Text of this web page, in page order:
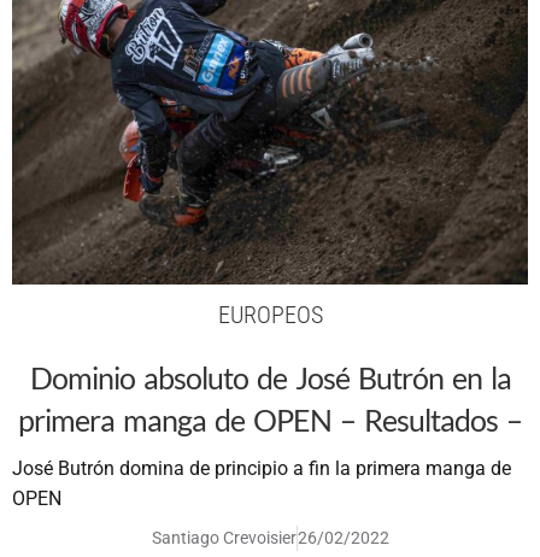
EUROPEOS
Dominio absoluto de José Butrón en la
primera manga de OPEN – Resultados –
José Butrón domina de principio a fin la primera manga de
OPEN
Santiago Crevoisier26/02/2022